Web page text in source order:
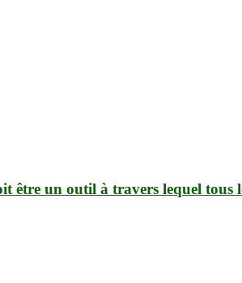
un outil à travers lequel tous